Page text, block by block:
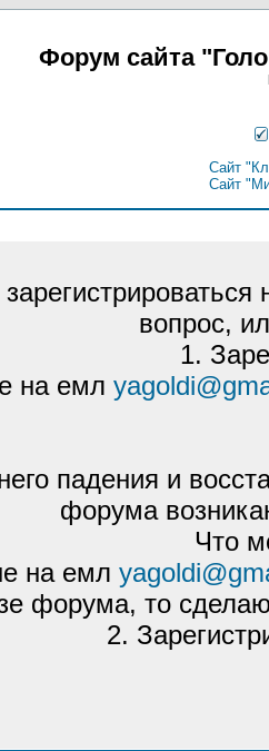
Форум сайта
Сайт
Сайт
вопрос,
1.
на емл
падения и
форума
Что
на емл
форума, то
2.